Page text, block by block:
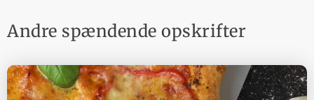
Andre spændende opskrifter